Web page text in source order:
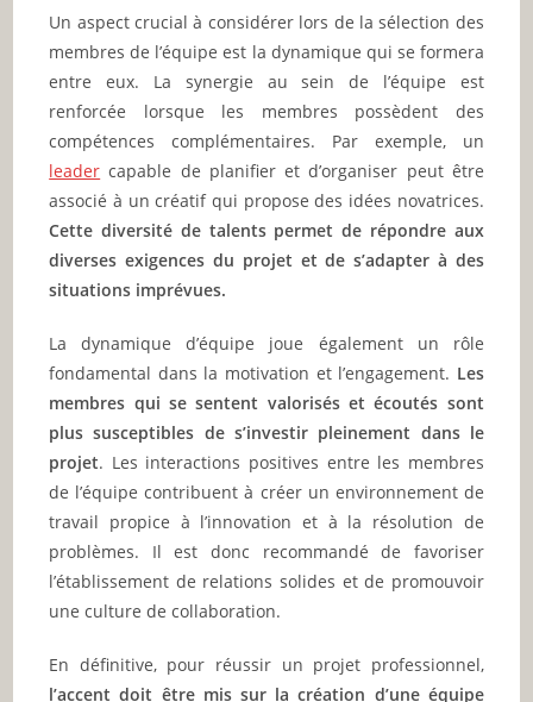
Un aspect crucial à considérer lors de la sélection des
membres de l’équipe est la dynamique qui se formera
entre eux. La synergie au sein de l’équipe est
renforcée lorsque les membres possèdent des
compétences complémentaires. Par exemple, un
leader capable de planifier et d’organiser peut être
associé à un créatif qui propose des idées novatrices.
Cette diversité de talents permet de répondre aux
diverses exigences du projet et de s’adapter à des
situations imprévues.
La dynamique d’équipe joue également un rôle
fondamental dans la motivation et l’engagement. Les
membres qui se sentent valorisés et écoutés sont
plus susceptibles de s’investir pleinement dans le
projet. Les interactions positives entre les membres
de l’équipe contribuent à créer un environnement de
travail propice à l’innovation et à la résolution de
problèmes. Il est donc recommandé de favoriser
l’établissement de relations solides et de promouvoir
une culture de collaboration.
En définitive, pour réussir un projet professionnel,
l’accent doit être mis sur la création d’une équipe